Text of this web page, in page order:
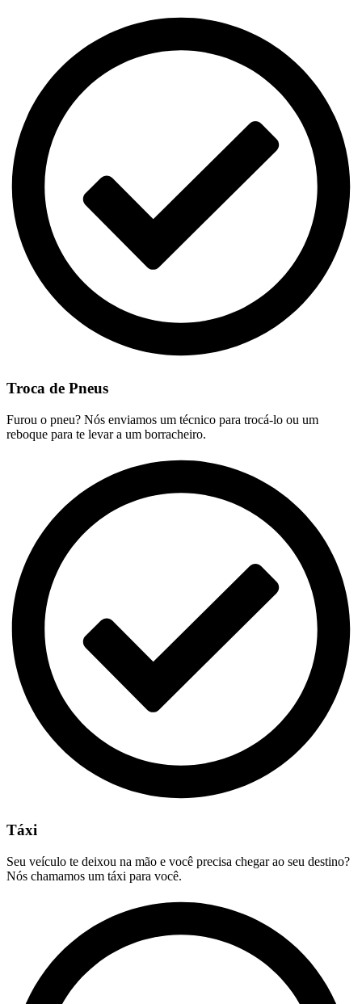
Troca de Pneus
Furou o pneu? Nós enviamos um técnico para trocá-lo ou um
reboque para te levar a um borracheiro.
Táxi
Seu veículo te deixou na mão e você precisa chegar ao seu destino?
Nós chamamos um táxi para você.